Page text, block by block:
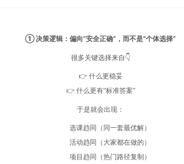
① 决策逻辑：偏向“安全正确”，而不是“个体选择”
很多关键选择来自👇
👉 什么更稳妥
👉 什么更有“标准答案”
于是就会出现：
选课趋同（同一套最优解）
活动趋同（大家都在做的）
项目趋同（热门路径复制）